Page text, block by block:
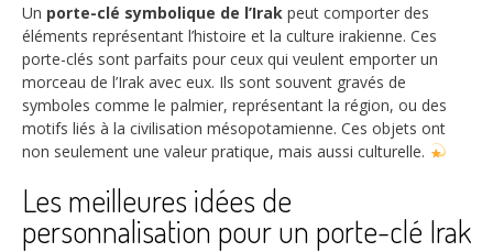
Un porte-clé symbolique de l’Irak peut comporter des
éléments représentant l’histoire et la culture irakienne. Ces
porte-clés sont parfaits pour ceux qui veulent emporter un
morceau de l’Irak avec eux. Ils sont souvent gravés de
symboles comme le palmier, représentant la région, ou des
motifs liés à la civilisation mésopotamienne. Ces objets ont
non seulement une valeur pratique, mais aussi culturelle.
Les meilleures idées de
personnalisation pour un porte-clé Irak